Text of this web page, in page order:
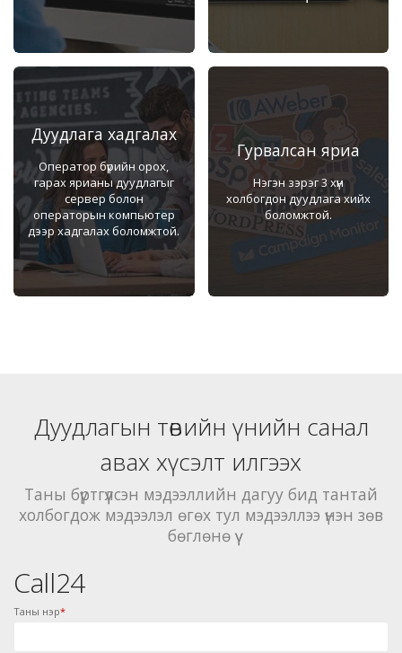
Дуудлага хадгалах
Оператор бүрийн орох,
гарах ярианы дуудлагыг
сервер болон
операторын компьютер
дээр хадгалах боломжтой.
Гурвалсан яриа
Нэгэн зэрэг 3 хүн
холбогдон дуудлага хийх
боломжтой.
Дуудлагын төвийн үнийн санал
авах хүсэлт илгээх
Таны бүртгүүлсэн мэдээллийн дагуу бид тантай
холбогдож мэдээлэл өгөх тул мэдээллээ үнэн зөв
бөглөнө үү
Call24
Таны нэр*